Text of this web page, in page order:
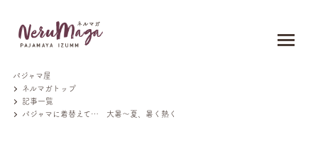
パジャマ屋
ネルマガトップ
記事一覧
パジャマに着替えて… 大暑～夏、暑く熱く